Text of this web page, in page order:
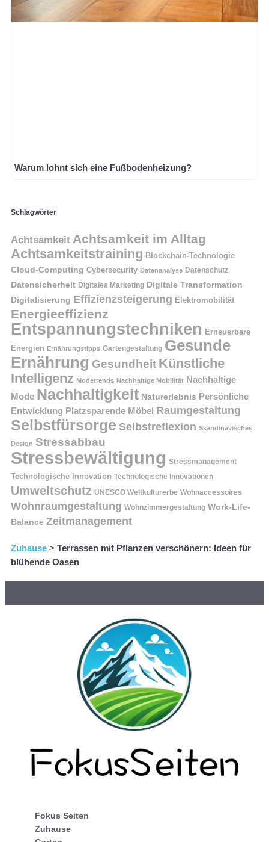
Warum lohnt sich eine Fußbodenheizung?
Schlagwörter
Achtsamkeit Achtsamkeit im Alltag
Achtsamkeitstraining Blockchain-Technologie
Cloud-Computing Cybersecurity Datenanalyse Datenschutz
Datensicherheit Digitales Marketing Digitale Transformation
Digitalisierung Effizienzsteigerung Elektromobilität
Energieeffizienz
Entspannungstechniken Erneuerbare
Energien Ernährungstipps Gartengestaltung Gesunde
Ernährung Gesundheit Künstliche
Intelligenz Modetrends Nachhaltige Mobilität Nachhaltige
Mode Nachhaltigkeit Naturerlebnis Persönliche
Entwicklung Platzsparende Möbel Raumgestaltung
Selbstfürsorge Selbstreflexion Skandinavisches
Design Stressabbau
Stressbewältigung Stressmanagement
Technologische Innovation Technologische Innovationen
Umweltschutz UNESCO Weltkulturerbe Wohnaccessoires
Wohnraumgestaltung Wohnzimmergestaltung Work-Life-
Balance Zeitmanagement
Zuhause > Terrassen mit Pflanzen verschönern: Ideen für
blühende Oasen
Fokus Seiten
Zuhause